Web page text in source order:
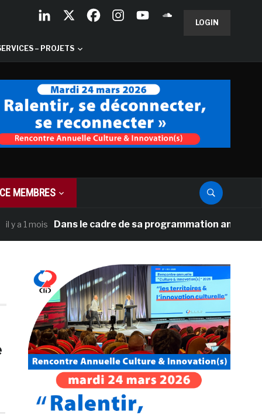
LOGIN
– PROJETS
MEMBRES
Dans le cadre de sa programmation américaine,